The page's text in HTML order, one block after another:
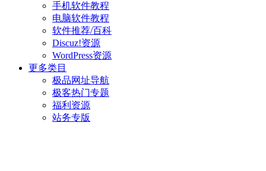
手机软件教程
电脑软件教程
软件推荐/百科
Discuz!资源
WordPress资源
更多类目
极品网址导航
极客热门专题
福利资源
站务专版